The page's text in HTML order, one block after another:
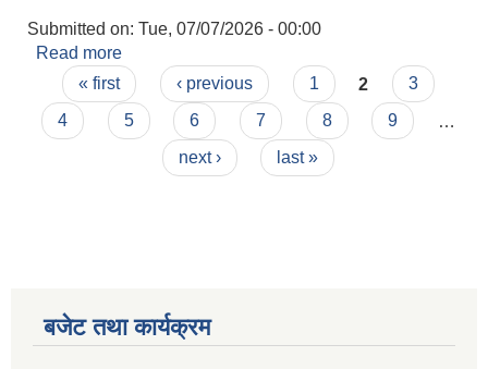
Submitted on: Tue, 07/07/2026 - 00:00
Read more
Pages
« first ‹ previous 1 2
3
4
5 6 7 8 9
next ›
last »
बजेट तथा कार्यक्रम